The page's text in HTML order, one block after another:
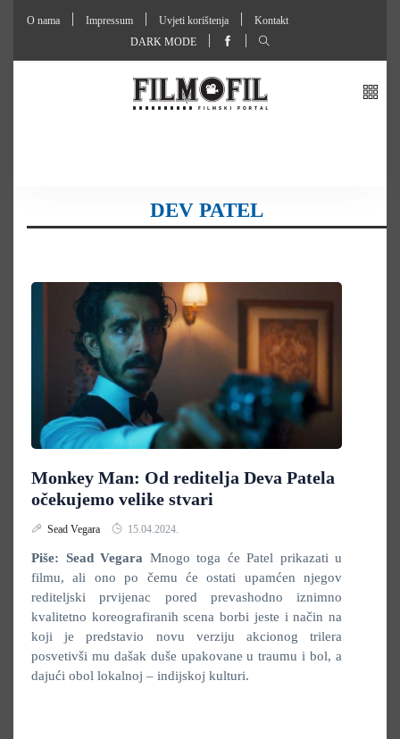
O nama Impressum Uvjeti korištenja
Kontakt
DARK MODE
DEV PATEL
Monkey Man: Od reditelja Deva Patela
očekujemo velike stvari
Sead Vegara 15.04.2024.
Piše: Sead Vegara Mnogo toga će Patel prikazati u
filmu, ali ono po čemu će ostati upamćen njegov
rediteljski prvijenac pored prevashodno iznimno
kvalitetno koreografiranih scena borbi jeste i način na
koji je predstavio novu verziju akcionog trilera
posvetivši mu dašak duše upakovane u traumu i bol, a
dajući obol lokalnoj – indijskoj kulturi.